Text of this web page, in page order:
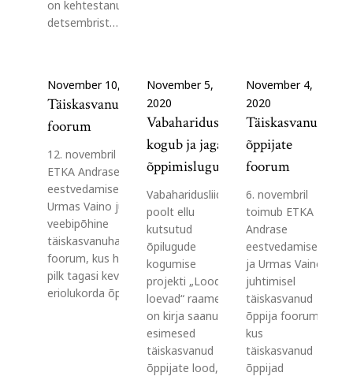
on kehtestanud 14.
detsembrist…
November 10, 2020
Täiskasvanuhariduse
foorum
12. novembril toimub
ETKA Andrase
eestvedamisel ja
Urmas Vaino juhtimisel
veebipõhine
täiskasvanuhariduse
foorum, kus heidetakse
pilk tagasi kevadisse
eriolukorda õppija,…
November 5,
2020
Vabaharidusliit
kogub ja jagab
õppimislugusid
Vabaharidusliidu
poolt ellu
kutsutud
õpilugude
kogumise
projekti „Lood
loevad“ raames
on kirja saanud
esimesed
täiskasvanud
õppijate lood,
November 4,
2020
Täiskasvanud
õppijate
foorum
6. novembril
toimub ETKA
Andrase
eestvedamisel
ja Urmas Vaino
juhtimisel
täiskasvanud
õppija foorum,
kus
täiskasvanud
õppijad